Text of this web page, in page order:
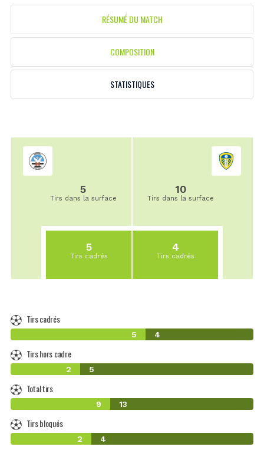
RÉSUMÉ DU MATCH
COMPOSITION
STATISTIQUES
5
Tirs dans la surface
5
Tirs cadrés
10
Tirs dans la surface
4
Tirs cadrés
Tirs cadrés
5 4
Tirs hors cadre
2 5
Total tirs
9 13
Tirs bloqués
2 4